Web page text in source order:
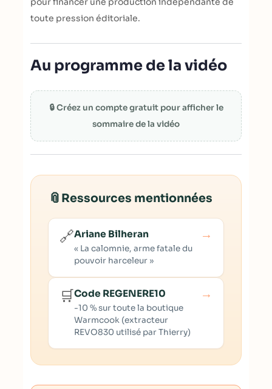
toute pression éditoriale.
Au programme de la vidéo
🔒 Créez un compte gratuit pour afficher le
sommaire de la vidéo
📎 Ressources mentionnées
🔗Ariane Bilheran
« La calomnie, arme fatale du
pouvoir harceleur »
→
🛒Code REGENERE10
-10 % sur toute la boutique
Warmcook (extracteur
REVO830 utilisé par Thierry)
→